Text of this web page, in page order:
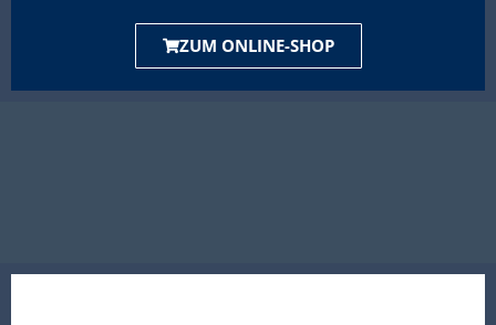
ZUM ONLINE-SHOP